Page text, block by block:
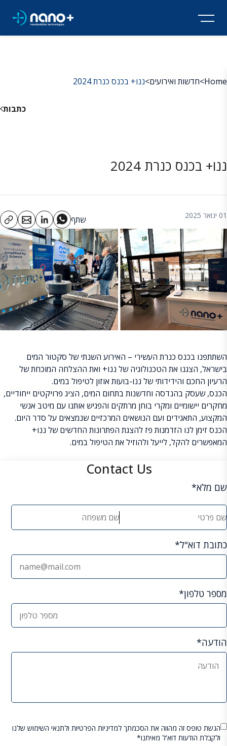
Home
>חדשות ואירועים>ננו+ בכנס כנרת 2024
כתבות
ננו+ בכנס כנרת 2024
01 ינואר 2025 שתף
השתתפנו בכנס כנרת העשירי – האירוע השנתי של סקטור המים
בישראל, הצגנו את הטכנולוגיה של ננו+ ואת ההצלחה המוכחת של
הרעיון החכם והידידותי של ננו-בועות אוזון לטיפול במים.
הכנס, שעסק בהנדסה וחדשנות בתחום המים, הציג פרויקטים ייחודיים,
מחקרים יישומיים ומקרי בוחן מרתקים והפגיש אותנו עם מיטב אנשי
המקצוע, התאגידים ועם הנושאים המרכזיים שנמצאים על סדר היום.
הכנס זימן לנו הזדמנות פז להצגת הפתרונות החדשים של ננו+
המאפשרים להקל, לייעל ולהוזיל את הטיפול במים.
Contact Us
שם מלא*
כתובת דוא"ל*
מספר טלפון*
הודעה*
הגשת טופס זה מהווה את הסכמתך למדיניות הפרטיות ולתנאי השימוש שלנו
ולקבלת הודעות דוא'ל מאיתנו*